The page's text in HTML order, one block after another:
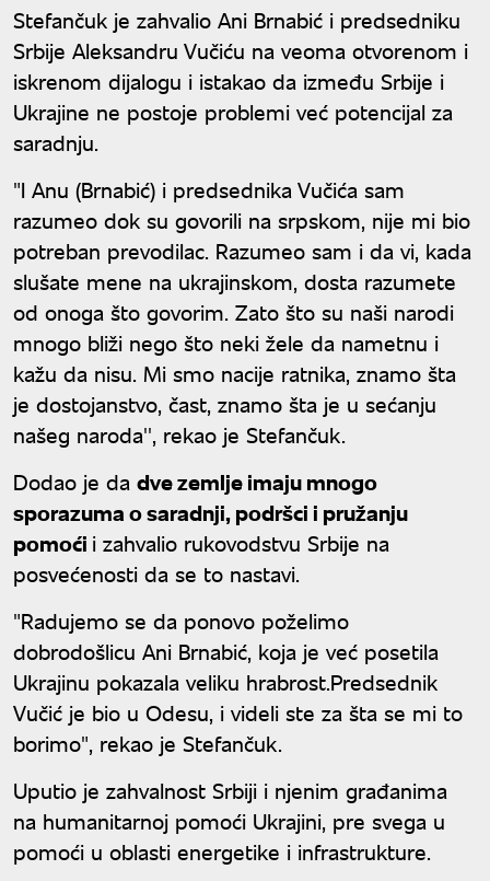
Stefančuk je zahvalio Ani Brnabić i predsedniku
Srbije Aleksandru Vučiću na veoma otvorenom i
iskrenom dijalogu i istakao da između Srbije i
Ukrajine ne postoje problemi već potencijal za
saradnju.
"I Anu (Brnabić) i predsednika Vučića sam
razumeo dok su govorili na srpskom, nije mi bio
potreban prevodilac. Razumeo sam i da vi, kada
slušate mene na ukrajinskom, dosta razumete
od onoga što govorim. Zato što su naši narodi
mnogo bliži nego što neki žele da nametnu i
kažu da nisu. Mi smo nacije ratnika, znamo šta
je dostojanstvo, čast, znamo šta je u sećanju
našeg naroda'', rekao je Stefančuk.
Dodao je da dve zemlje imaju mnogo
sporazuma o saradnji, podršci i pružanju
pomoći i zahvalio rukovodstvu Srbije na
posvećenosti da se to nastavi.
"Radujemo se da ponovo poželimo
dobrodošlicu Ani Brnabić, koja je već posetila
Ukrajinu pokazala veliku hrabrost.Predsednik
Vučić je bio u Odesu, i videli ste za šta se mi to
borimo", rekao je Stefančuk.
Uputio je zahvalnost Srbiji i njenim građanima
na humanitarnoj pomoći Ukrajini, pre svega u
pomoći u oblasti energetike i infrastrukture.